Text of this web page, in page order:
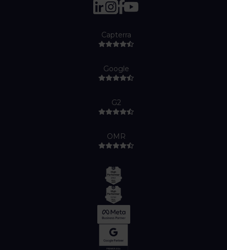
Capterra
Google
G2
OMR